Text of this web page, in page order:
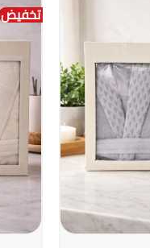
+
تخفيض